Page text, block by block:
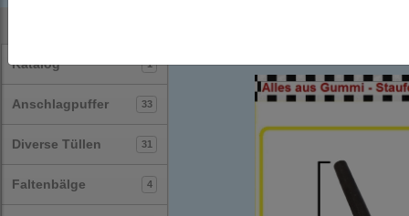
Katalog 1
Anschlagpuffer 33
Diverse Tüllen 31
Faltenbälge 4